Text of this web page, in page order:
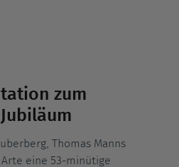
zum
Thomas Manns
eine 53-minütige